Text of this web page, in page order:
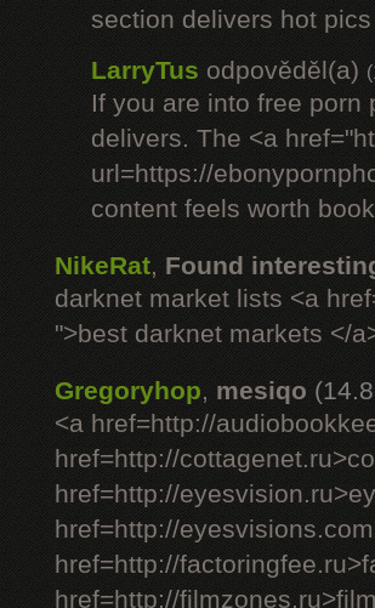
section delivers hot
LarryTus odpověděl(a)
If you are into free porn
delivers. The <a
url=https://
content feels worth
NikeRat, Found
darknet market lists <a
">best darknet markets </
Gregoryhop, mesiqo
<a href=http://
href=http://
href=http://
href=http://
href=http://
href=http://